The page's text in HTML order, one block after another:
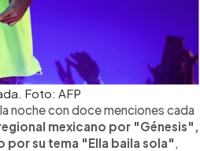
Foto: AFP
la noche con doce menciones cada
mexicano por "Génesis",
por su tema "Ella baila sola"